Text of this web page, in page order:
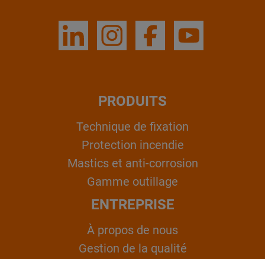
PRODUITS
Technique de fixation
Protection incendie
Mastics et anti-corrosion
Gamme outillage
ENTREPRISE
À propos de nous
Gestion de la qualité